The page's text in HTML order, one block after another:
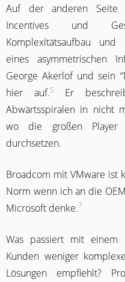
Auf der anderen Seite
Incentives und
Komplexitätsaufbau und
eines asymmetrischen
George Akerlof und sein
hier auf.5
Er
Abwärtsspiralen in nicht
wo die großen Player
durchsetzen.
Broadcom mit VMware ist
Norm wenn ich an die
Microsoft denke.7
Was passiert mit einem
Kunden weniger
Lösungen empfiehlt?